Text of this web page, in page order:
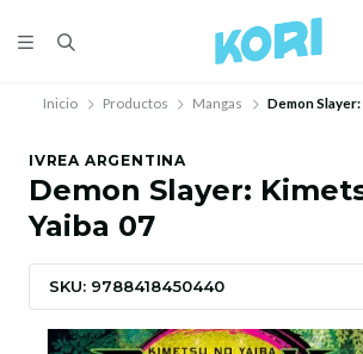
Inicio Productos Mangas Demon Slayer:
IVREA ARGENTINA
Demon Slayer:
Yaiba 07
SKU: 9788418450440